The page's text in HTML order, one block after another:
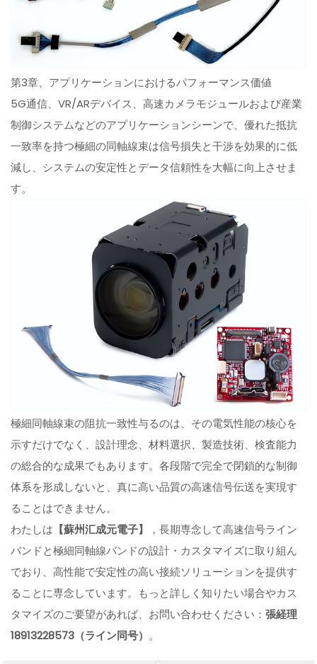
第3章、アプリケーションにおけるパフォーマンス価値
5G通信、VR/ARデバイス、高速カメラモジュールおよび産業
制御システムなどのアプリケーションシーンで、優れた抵抗
一致率を持つ極細の同軸線束は信号損失と干渉を効果的に低
減し、システムの安定性とデータ信頼性を大幅に向上させま
す。
極細同軸線束の阻抗一致性与るのは、その電気性能の核心を
示すだけでなく、設計理念、材料選択、製造技術、検査能力
の総合的な成果でもあります。各段階で完全で閉鎖的な制御
体系を形成しないと、真に高い品質の高速信号伝送を実現す
ることはできません。
わたしは 【蘇州汇成元電子】
，長期専念して高速信号ライン
バンドと極細同軸線バンドの設計・カスタマイズに取り組ん
でおり、高性能で安定性の高い接続ソリューションを提供す
ることに専念しています。もっと詳しく知りたい場合やカス
タマイズのご要望があれば、お問い合わせください：張経理
18913228573（ライン同号） 。